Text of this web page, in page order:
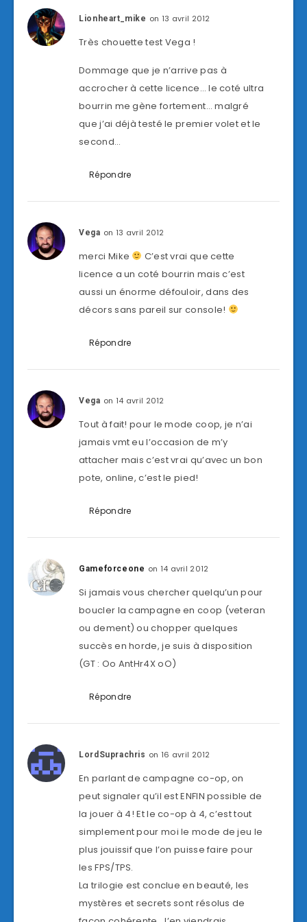
Lionheart_mike on 13 avril 2012
Très chouette test Vega !
Dommage que je n’arrive pas à
accrocher à cette licence… le coté ultra
bourrin me gène fortement… malgré
que j’ai déjà testé le premier volet et le
second…
Répondre
Vega on 13 avril 2012
merci Mike
C’est vrai que cette
licence a un coté bourrin mais c’est
aussi un énorme défouloir, dans des
décors sans pareil sur console!
Répondre
Vega on 14 avril 2012
Tout à fait! pour le mode coop, je n’ai
jamais vmt eu l’occasion de m’y
attacher mais c’est vrai qu’avec un bon
pote, online, c’est le pied!
Répondre
Gameforceone on 14 avril 2012
Si jamais vous chercher quelqu’un pour
boucler la campagne en coop (veteran
ou dement) ou chopper quelques
succès en horde, je suis à disposition
(GT : Oo AntHr4X oO)
Répondre
LordSuprachris on 16 avril 2012
En parlant de campagne co-op, on
peut signaler qu’il est ENFIN possible de
la jouer à 4! Et le co-op à 4, c’est tout
simplement pour moi le mode de jeu le
plus jouissif que l’on puisse faire pour
les FPS/TPS.
La trilogie est conclue en beauté, les
mystères et secrets sont résolus de